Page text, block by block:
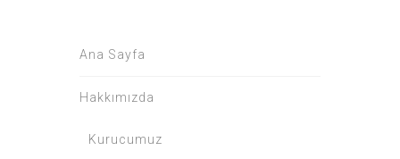
Ana Sayfa
Hakkımızda
Kurucumuz